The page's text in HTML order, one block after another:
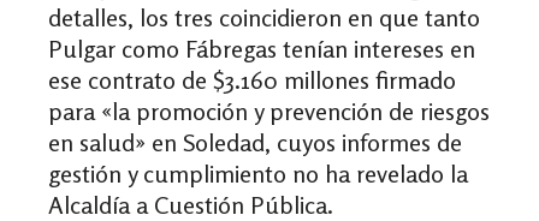
detalles, los tres coincidieron en que tanto
Pulgar como Fábregas tenían intereses en
ese contrato de $3.160 millones firmado
para «la promoción y prevención de riesgos
en salud» en Soledad, cuyos informes de
gestión y cumplimiento no ha revelado la
Alcaldía a Cuestión Pública.